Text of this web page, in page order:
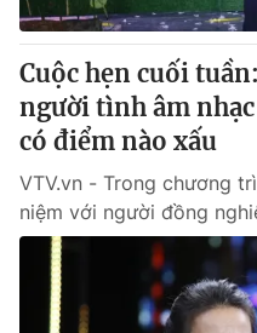
thông tin từ website này.
Cuộc hẹn cuối
người tình âm
có điểm nào xấu
VTV.vn - Trong chương
niệm với người đồng